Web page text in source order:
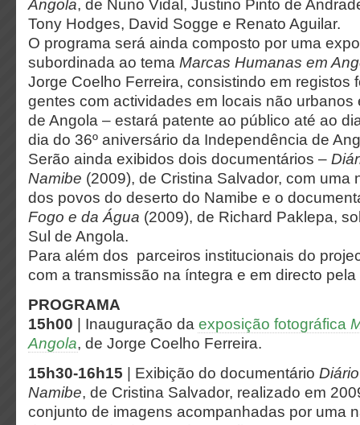
Angola, de Nuno Vidal, Justino Pinto de
Tony Hodges, David Sogge e Renato Aguilar.
O programa será ainda composto por uma
subordinada ao tema Marcas Humanas em
Jorge Coelho Ferreira, consistindo em registos
gentes com actividades em locais não urbanos
de Angola – estará patente ao público até ao
dia do 36º aniversário da Independência de
Serão ainda exibidos dois documentários –
Namibe (2009), de Cristina Salvador, com uma
dos povos do deserto do Namibe e o
Fogo e da Água (2009), de Richard Paklepa,
Sul de Angola.
Para além dos parceiros institucionais do
com a transmissão na íntegra e em directo pela
PROGRAMA
15h00 | Inauguração da exposição fotográfica
Angola, de Jorge Coelho Ferreira.
15h30-16h15 | Exibição do documentário
Namibe, de Cristina Salvador, realizado em
conjunto de imagens acompanhadas por uma